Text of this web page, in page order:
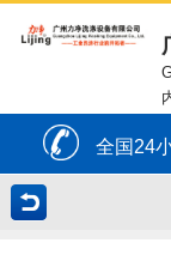
全国24